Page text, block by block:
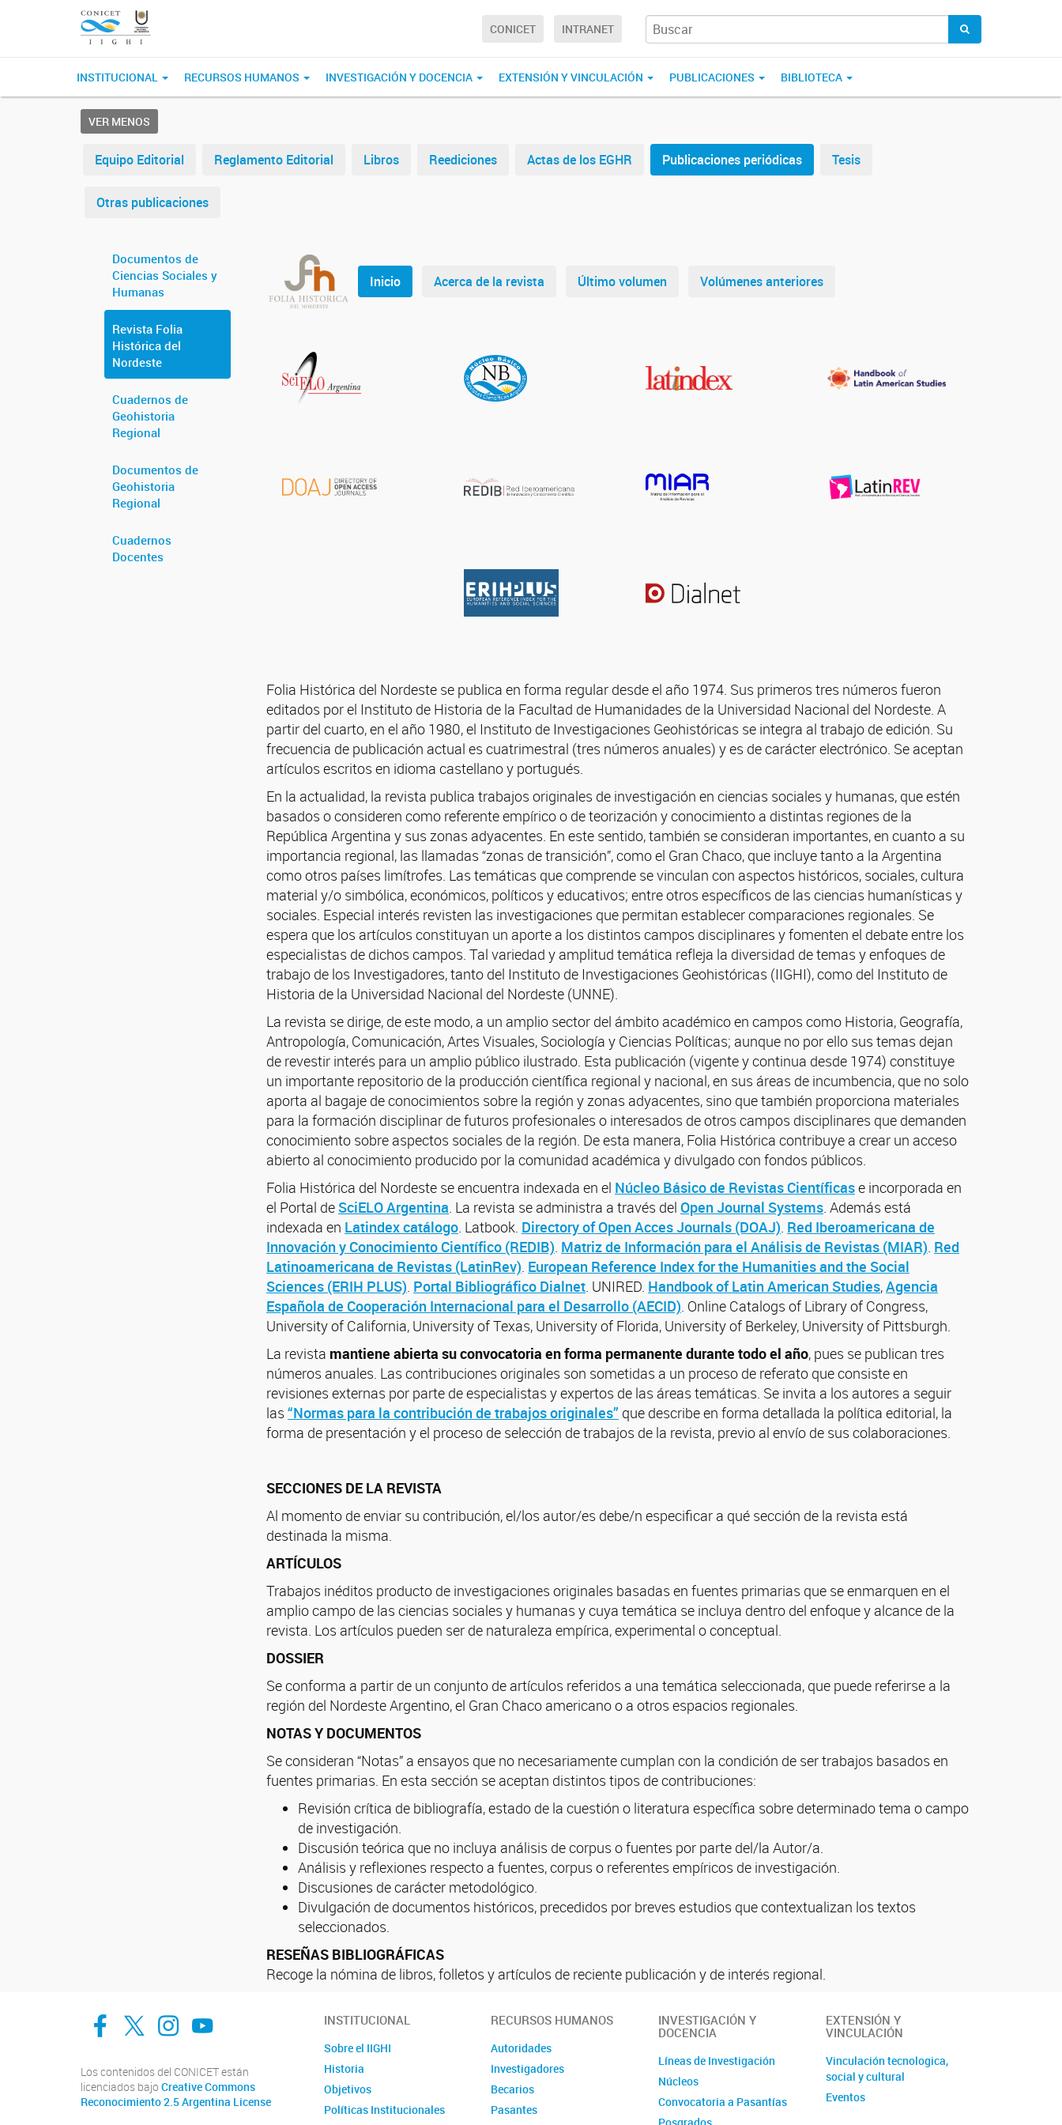
CONICET INTRANET
INSTITUCIONAL RECURSOS HUMANOS INVESTIGACIÓN Y DOCENCIA EXTENSIÓN Y VINCULACIÓN PUBLICACIONES BIBLIOTECA
VER MENOS
Equipo Editorial Reglamento Editorial Libros Reediciones Actas de los EGHR Publicaciones periódicas Tesis
Otras publicaciones
Documentos de
Ciencias Sociales y
Humanas
Revista Folia
Histórica del
Nordeste
Cuadernos de
Geohistoria
Regional
Documentos de
Geohistoria
Regional
Cuadernos
Docentes
Inicio Acerca de la revista Último volumen Volúmenes anteriores
Folia Histórica del Nordeste se publica en forma regular desde el año 1974. Sus primeros tres números fueron
editados por el Instituto de Historia de la Facultad de Humanidades de la Universidad Nacional del Nordeste. A
partir del cuarto, en el año 1980, el Instituto de Investigaciones Geohistóricas se integra al trabajo de edición. Su
frecuencia de publicación actual es cuatrimestral (tres números anuales) y es de carácter electrónico. Se aceptan
artículos escritos en idioma castellano y portugués.
En la actualidad, la revista publica trabajos originales de investigación en ciencias sociales y humanas, que estén
basados o consideren como referente empírico o de teorización y conocimiento a distintas regiones de la
República Argentina y sus zonas adyacentes. En este sentido, también se consideran importantes, en cuanto a su
importancia regional, las llamadas “zonas de transición”, como el Gran Chaco, que incluye tanto a la Argentina
como otros países limítrofes. Las temáticas que comprende se vinculan con aspectos históricos, sociales, cultura
material y/o simbólica, económicos, políticos y educativos; entre otros específicos de las ciencias humanísticas y
sociales. Especial interés revisten las investigaciones que permitan establecer comparaciones regionales. Se
espera que los artículos constituyan un aporte a los distintos campos disciplinares y fomenten el debate entre los
especialistas de dichos campos. Tal variedad y amplitud temática refleja la diversidad de temas y enfoques de
trabajo de los Investigadores, tanto del Instituto de Investigaciones Geohistóricas (IIGHI), como del Instituto de
Historia de la Universidad Nacional del Nordeste (UNNE).
La revista se dirige, de este modo, a un amplio sector del ámbito académico en campos como Historia, Geografía,
Antropología, Comunicación, Artes Visuales, Sociología y Ciencias Políticas; aunque no por ello sus temas dejan
de revestir interés para un amplio público ilustrado. Esta publicación (vigente y continua desde 1974) constituye
un importante repositorio de la producción científica regional y nacional, en sus áreas de incumbencia, que no solo
aporta al bagaje de conocimientos sobre la región y zonas adyacentes, sino que también proporciona materiales
para la formación disciplinar de futuros profesionales o interesados de otros campos disciplinares que demanden
conocimiento sobre aspectos sociales de la región. De esta manera, Folia Histórica contribuye a crear un acceso
abierto al conocimiento producido por la comunidad académica y divulgado con fondos públicos.
Folia Histórica del Nordeste se encuentra indexada en el Núcleo Básico de Revistas Científicase incorporada en
el Portal deSciELO Argentina . La revista se administra a través del Open Journal Systems . Además está
indexada en Latindex catálogo . Latbook. Directory of Open Acces Journals (DOAJ) Red Iberoamericana de
Innovación y Conocimiento Científico (REDIB) Matriz de Información para el Análisis de Revistas (MIAR) Red
Latinoamericana de Revistas (LatinRev) European Reference Index for the Humanities and the Social
Sciences (ERIH PLUS) Portal Bibliográfico Dialnet . UNIRED. Handbook of Latin American Studies,Agencia
Española de Cooperación Internacional para el Desarrollo (AECID) . Online Catalogs of Library of Congress,
University of California, University of Texas, University of Florida, University of Berkeley, University of Pittsburgh.
La revista mantiene abierta su convocatoria en forma permanente durante todo el año, pues se publican tres
números anuales. Las contribuciones originales son sometidas a un proceso de referato que consiste en
revisiones externas por parte de especialistas y expertos de las áreas temáticas. Se invita a los autores a seguir
las “Normas para la contribución de trabajos originales” que describe en forma detallada la política editorial, la
forma de presentación y el proceso de selección de trabajos de la revista, previo al envío de sus colaboraciones.
SECCIONES DE LA REVISTA
Al momento de enviar su contribución, el/los autor/es debe/n especificar a qué sección de la revista está
destinada la misma.
ARTÍCULOS
Trabajos inéditos producto de investigaciones originales basadas en fuentes primarias que se enmarquen en el
amplio campo de las ciencias sociales y humanas y cuya temática se incluya dentro del enfoque y alcance de la
revista. Los artículos pueden ser de naturaleza empírica, experimental o conceptual.
DOSSIER
Se conforma a partir de un conjunto de artículos referidos a una temática seleccionada, que puede referirse a la
región del Nordeste Argentino, el Gran Chaco americano o a otros espacios regionales.
NOTAS Y DOCUMENTOS
Se consideran “Notas” a ensayos que no necesariamente cumplan con la condición de ser trabajos basados en
fuentes primarias. En esta sección se aceptan distintos tipos de contribuciones:
Revisión crítica de bibliografía, estado de la cuestión o literatura específica sobre determinado tema o campo
de investigación.
Discusión teórica que no incluya análisis de corpus o fuentes por parte del/la Autor/a.
Análisis y reflexiones respecto a fuentes, corpus o referentes empíricos de investigación.
Discusiones de carácter metodológico.
Divulgación de documentos históricos, precedidos por breves estudios que contextualizan los textos
seleccionados.
RESEÑAS BIBLIOGRÁFICAS
Recoge la nómina de libros, folletos y artículos de reciente publicación y de interés regional.
facebook
twitter
Instagram
Canal de Youtube
Los contenidos del CONICET están
licenciados bajo Creative Commons
Reconocimiento 2.5 Argentina License
INSTITUCIONAL
Sobre el IIGHI
Historia
Objetivos
Políticas Institucionales
RECURSOS HUMANOS
Autoridades
Investigadores
Becarios
Pasantes
INVESTIGACIÓN Y
DOCENCIA
Líneas de Investigación
Núcleos
Convocatoria a Pasantías
EXTENSIÓN Y
VINCULACIÓN
Vinculación tecnologica,
social y cultural
Eventos